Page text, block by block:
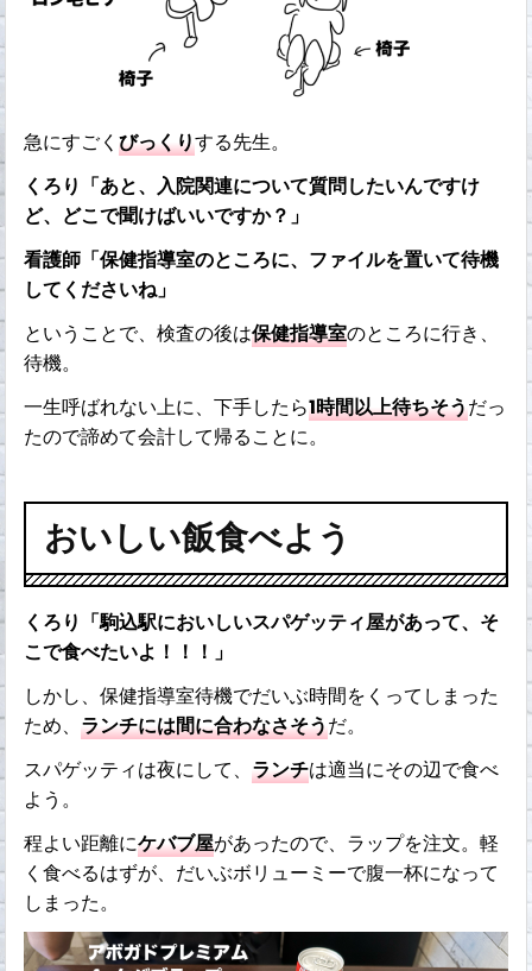
急にすごくびっくりする先生。
くろり「あと、入院関連について質問したいんですけ
ど、どこで聞けばいいですか？」
看護師「保健指導室のところに、ファイルを置いて待機
してくださいね」
ということで、検査の後は保健指導室のところに行き、
待機。
一生呼ばれない上に、下手したら1時間以上待ちそうだっ
たので諦めて会計して帰ることに。
おいしい飯食べよう
くろり「駒込駅においしいスパゲッティ屋があって、そ
こで食べたいよ！！！」
しかし、保健指導室待機でだいぶ時間をくってしまった
ため、ランチには間に合わなさそうだ。
スパゲッティは夜にして、ランチは適当にその辺で食べ
よう。
程よい距離にケバブ屋があったので、ラップを注文。軽
く食べるはずが、だいぶボリューミーで腹一杯になって
しまった。